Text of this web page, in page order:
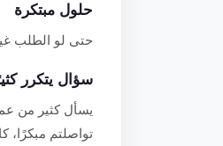
حلول مبتكرة
حتى لو الطلب
سؤال يتكرر
يسأل كثير من
تواصلتم مبكرًا،